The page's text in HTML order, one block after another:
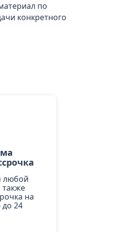
по
конкретного
любой
также
на
24